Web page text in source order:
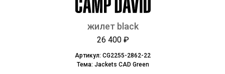
жилет black
26 400 ₽
Артикул: CG2255-2862-22
Тема: Jackets CAD Green